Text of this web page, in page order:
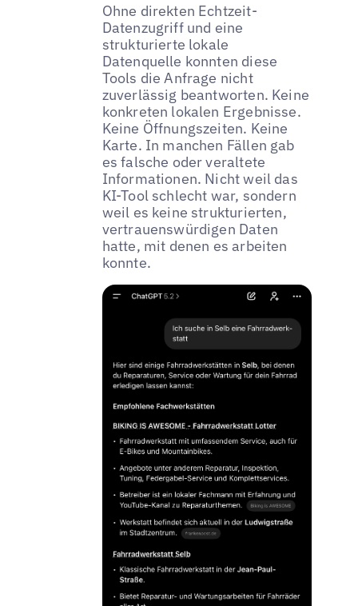
Ohne direkten Echtzeit-
Datenzugriff und eine
strukturierte lokale
Datenquelle konnten diese
Tools die Anfrage nicht
zuverlässig beantworten. Keine
konkreten lokalen Ergebnisse.
Keine Öffnungszeiten. Keine
Karte. In manchen Fällen gab
es falsche oder veraltete
Informationen. Nicht weil das
KI-Tool schlecht war, sondern
weil es keine strukturierten,
vertrauenswürdigen Daten
hatte, mit denen es arbeiten
konnte.